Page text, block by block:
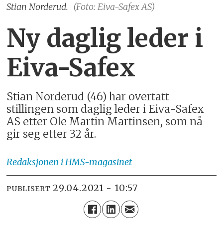
Stian Norderud. (Foto: Eiva-Safex AS)
Ny daglig leder i
Eiva-Safex
Stian Norderud (46) har overtatt
stillingen som daglig leder i Eiva-Safex
AS etter Ole Martin Martinsen, som nå
gir seg etter 32 år.
Redaksjonen i HMS-magasinet
PUBLISERT 29.04.2021 - 10:57